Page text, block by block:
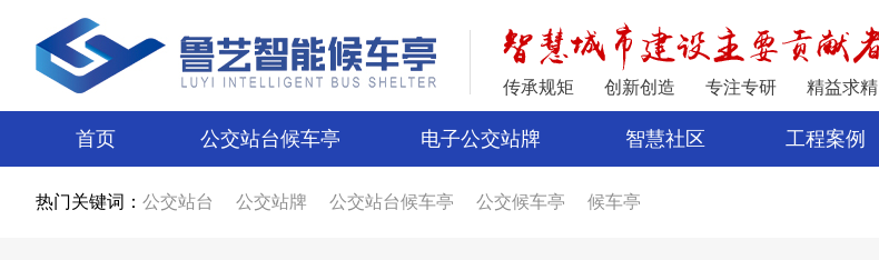
传承规矩 创新创造 专注专研 精益求精
首页 公交站台候车亭 电子公交站牌 智慧社区 工程案例
热门关键词： 公交站台 公交站牌 公交站台候车亭 公交候车亭
候车亭